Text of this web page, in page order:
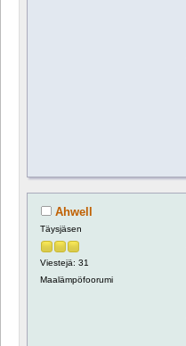
Ahwell
Täysjäsen
Viestejä: 31
Maalämpöfoorumi